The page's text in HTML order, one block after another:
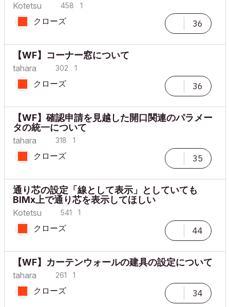
Kotetsu 458 1
クローズ 36
【WF】コーナー窓について
tahara 302 1
クローズ 36
【WF】確認申請を見越した開口関連のパラメー
タの統一について
tahara 318 1
クローズ 35
通り芯の設定「線として表示」としていても
BIMx上で通り芯を表示してほしい
Kotetsu 541 1
クローズ 44
【WF】カーテンウォールの建具の設定について
tahara 261 1
クローズ 34